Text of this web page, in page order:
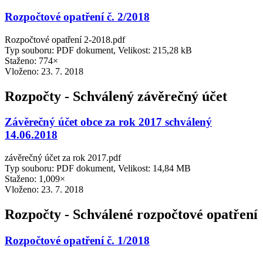
Rozpočtové opatření č. 2/2018
Rozpočtové opatření 2-2018.pdf
Typ souboru: PDF dokument, Velikost: 215,28 kB
Staženo: 774×
Vloženo: 23. 7. 2018
Rozpočty - Schválený závěrečný účet
Závěrečný účet obce za rok 2017 schválený
14.06.2018
závěrečný účet za rok 2017.pdf
Typ souboru: PDF dokument, Velikost: 14,84 MB
Staženo: 1,009×
Vloženo: 23. 7. 2018
Rozpočty - Schválené rozpočtové opatření
Rozpočtové opatření č. 1/2018